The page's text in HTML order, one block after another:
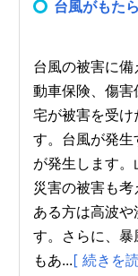
台風がもた
台風の被害に
動車保険、傷
宅が被害を受
す。台風が発
が発生します
災害の被害も
ある方は高波
す。さらに、
もあ...[ 続きを